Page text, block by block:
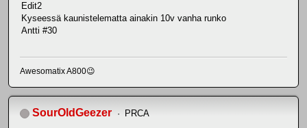
Edit2
Kyseessä kaunistelematta ainakin 10v vanha runko
Antti #30
Awesomatix A800😉
SourOldGeezer PRCA